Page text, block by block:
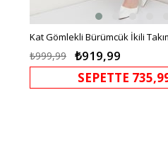
Kat Gömlekli Bürümcük İkili
₺919,99
₺999,99
SEPETTE